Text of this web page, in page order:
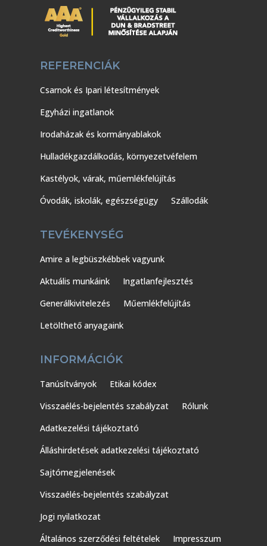
REFERENCIÁK
Csarnok és Ipari létesítmények
Egyházi ingatlanok
Irodaházak és kormányablakok
Hulladékgazdálkodás, környezetvéfelem
Kastélyok, várak, műemlékfelújítás
Óvodák, iskolák, egészségügy
Szállodák
TEVÉKENYSÉG
Amire a legbüszkébbek vagyunk
Aktuális munkáink
Ingatlanfejlesztés
Generálkivitelezés
Műemlékfelújítás
Letölthető anyagaink
INFORMÁCIÓK
Tanúsítványok
Etikai kódex
Visszaélés-bejelentés szabályzat
Rólunk
Adatkezelési tájékoztató
Álláshirdetések adatkezelési tájékoztató
Sajtómegjelenések
Visszaélés-bejelentés szabályzat
Jogi nyilatkozat
Általános szerződési feltételek
Impresszum